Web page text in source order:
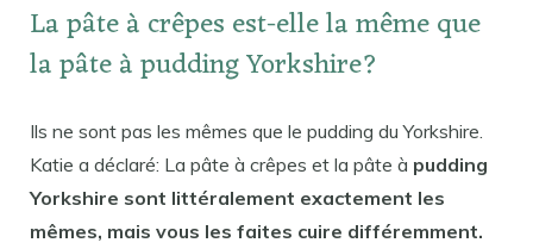
La pâte à crêpes est-elle la même que
la pâte à pudding Yorkshire?
Ils ne sont pas les mêmes que le pudding du Yorkshire.
Katie a déclaré: La pâte à crêpes et la pâte à pudding
Yorkshire sont littéralement exactement les
mêmes, mais vous les faites cuire différemment.